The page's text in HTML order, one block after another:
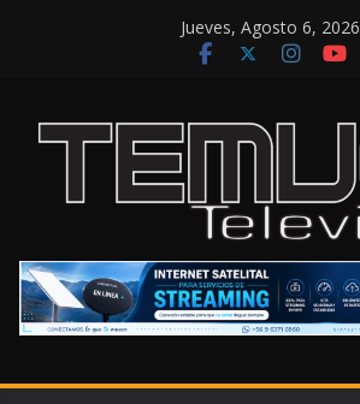
Jueves, Agosto 6, 2026